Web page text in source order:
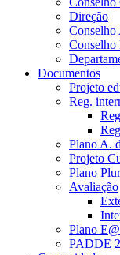
Direção
Conselho
Documentos
Projeto
Reg.
Plano A.
Projeto
Plano
Avaliação
Plano
PADDE